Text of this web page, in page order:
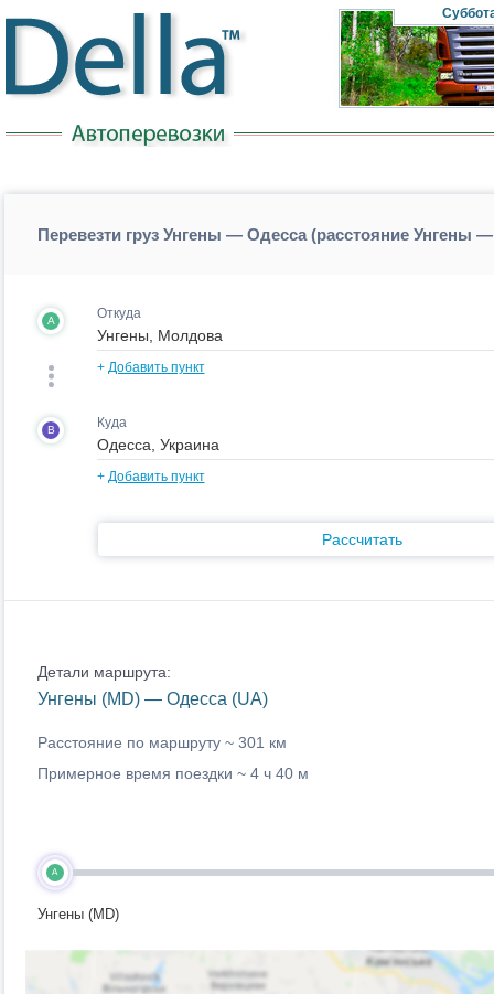
Перевезти груз Унгены — Одесса (расстояние Унгены
A Откуда
+ Добавить пункт
B Куда
+ Добавить пункт
Рассчитать
Детали маршрута:
Унгены (MD) — Одесса (UA)
Расстояние по маршруту ~ 301 км
Примерное время поездки ~ 4 ч 40 м
A
Унгены (MD)